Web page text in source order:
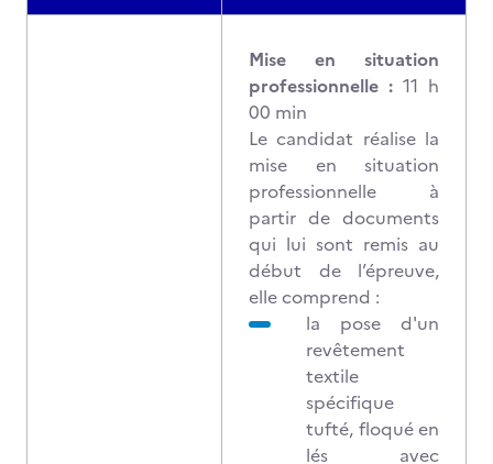
Mise en situation
professionnelle : 11 h
00 min
Le candidat réalise la
mise en situation
professionnelle à
partir de documents
qui lui sont remis au
début de l’épreuve,
elle comprend :
la pose d'un
revêtement
textile
spécifique
tufté, floqué en
lés avec